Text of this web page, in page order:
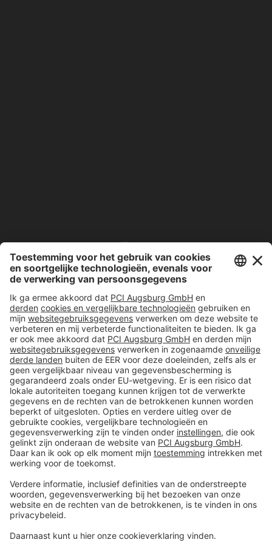
Volg ons op:
Producten
Toolbox
Over THOMSIT
Contact